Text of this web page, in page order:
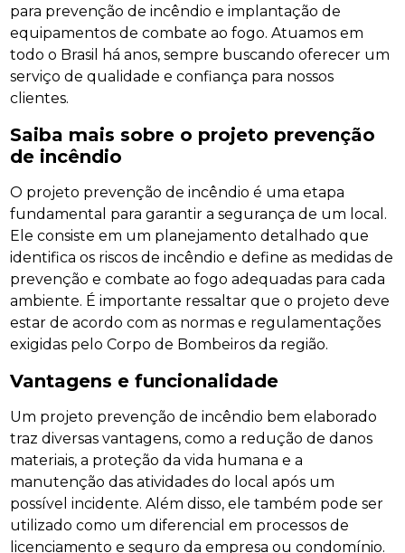
para prevenção de incêndio e implantação de
equipamentos de combate ao fogo. Atuamos em
todo o Brasil há anos, sempre buscando oferecer um
serviço de qualidade e confiança para nossos
clientes.
Saiba mais sobre o projeto prevenção
de incêndio
O projeto prevenção de incêndio é uma etapa
fundamental para garantir a segurança de um local.
Ele consiste em um planejamento detalhado que
identifica os riscos de incêndio e define as medidas de
prevenção e combate ao fogo adequadas para cada
ambiente. É importante ressaltar que o projeto deve
estar de acordo com as normas e regulamentações
exigidas pelo Corpo de Bombeiros da região.
Vantagens e funcionalidade
Um projeto prevenção de incêndio bem elaborado
traz diversas vantagens, como a redução de danos
materiais, a proteção da vida humana e a
manutenção das atividades do local após um
possível incidente. Além disso, ele também pode ser
utilizado como um diferencial em processos de
licenciamento e seguro da empresa ou condomínio.